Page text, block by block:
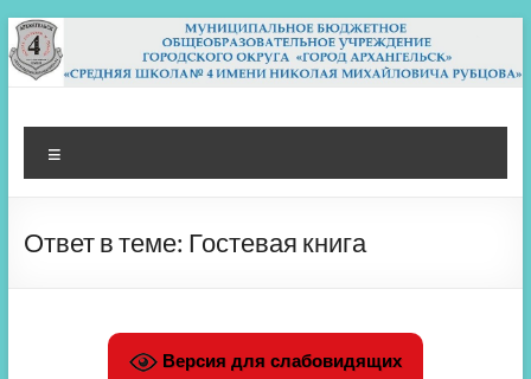
Перейти
к
содержимому
МБОУ СШ 4
Архангельск
Ответ в теме: Гостевая книга
Версия для слабовидящих